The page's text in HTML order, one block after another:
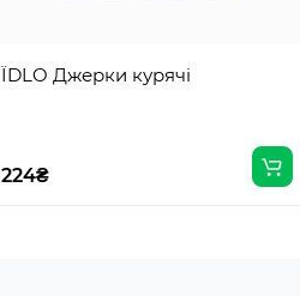
ЇDLO Джерки курячі
224₴